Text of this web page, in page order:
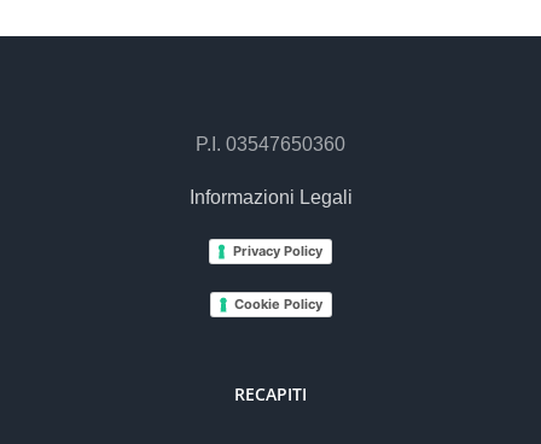
P.I. 03547650360
Informazioni Legali
Privacy Policy
Cookie Policy
RECAPITI